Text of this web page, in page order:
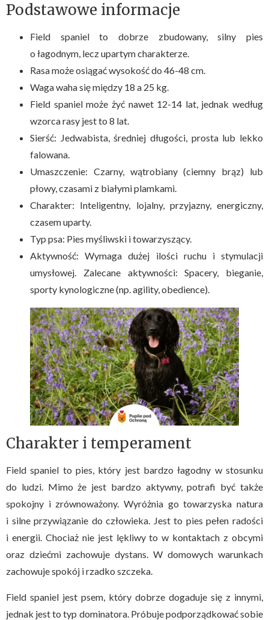
Podstawowe informacje
Field spaniel to dobrze zbudowany, silny pies
o łagodnym, lecz upartym charakterze.
Rasa może osiągać wysokość do 46-48 cm.
Waga waha się między 18 a 25 kg.
Field spaniel może żyć nawet 12-14 lat, jednak według
wzorca rasy jest to 8 lat.
Sierść: Jedwabista, średniej długości, prosta lub lekko
falowana.
Umaszczenie: Czarny, wątrobiany (ciemny brąz) lub
płowy, czasami z białymi plamkami.
Charakter: Inteligentny, lojalny, przyjazny, energiczny,
czasem uparty.
Typ psa: Pies myśliwski i towarzyszący.
Aktywność: Wymaga dużej ilości ruchu i stymulacji
umysłowej. Zalecane aktywności: Spacery, bieganie,
sporty kynologiczne (np. agility, obedience).
Charakter i temperament
Field spaniel to pies, który jest bardzo łagodny w stosunku
do ludzi. Mimo że jest bardzo aktywny, potrafi być także
spokojny i zrównoważony. Wyróżnia go towarzyska natura
i silne przywiązanie do człowieka. Jest to pies pełen radości
i energii. Chociaż nie jest lękliwy to w kontaktach z obcymi
oraz dziećmi zachowuje dystans. W domowych warunkach
zachowuje spokój i rzadko szczeka.
Field spaniel jest psem, który dobrze dogaduje się z innymi,
jednak jest to typ dominatora. Próbuje podporządkować sobie